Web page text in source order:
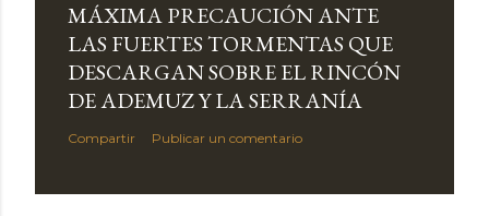
MÁXIMA PRECAUCIÓN ANTE
LAS FUERTES TORMENTAS QUE
DESCARGAN SOBRE EL RINCÓN
DE ADEMUZ Y LA SERRANÍA
Compartir Publicar un comentario